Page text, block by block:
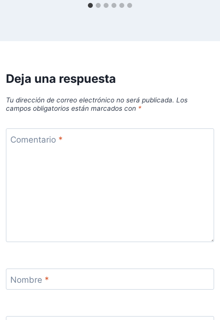
Deja una respuesta
Tu dirección de correo electrónico no será publicada. Los
campos obligatorios están marcados con *
Comentario *
Nombre *